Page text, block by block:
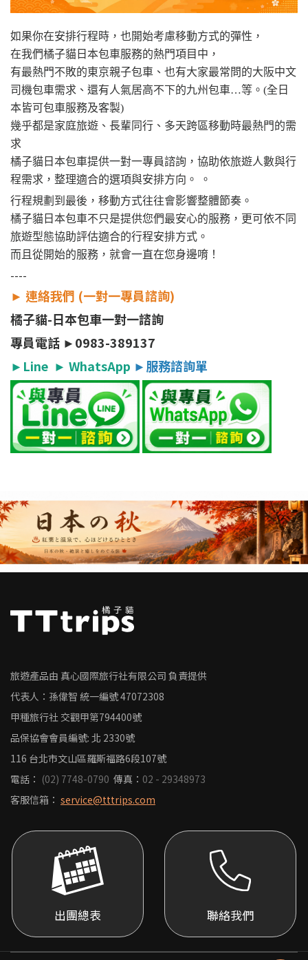
如果你在安排行程時，也開始考慮移動方式的彈性，
在我們橘子貓日本包車服務的熱門項目中，
有最熱門不敗的東京親子包車、也有大家最常問的大阪中文
司機包車需求、還有人氣居高不下的九州包車…等。(全日
本皆可包車服務及客製)
幾乎都是家庭旅遊、長輩同行、多天跨區移動時最熱門的需
求
橘子貓日本包車提供一對一專員諮詢，協助依旅遊人數與行
程需求，整理適合的選項與安排方向。 。
行程規劃到最後，移動方式往往會影響整體節奏。
橘子貓日本包車不只是提供您們最安心的服務，更可依不同
旅遊型態協助評估適合的行程安排方式。
而且從開始的服務，就會一直在您身邊唷！
----
► 連絡我們 (一對一專員諮詢)
橘子貓-日本包車一對一諮詢
專員電話 ►0983-389137
► Line ► WhatsApp ►服務諮詢單
旅遊產品由 真心國際旅行社有限公司 負責提供
代表人：孫偉智 統一編號47072308
甲種旅行社 交觀甲第794400號
品保協會會員編號: 北 2330號
116 台北市文山區羅斯福路6段107號
電話： (02) 7748-0790 傳真： 02 - 29348973
客服信箱： service@tttrips.com
出團總表 聯絡我們